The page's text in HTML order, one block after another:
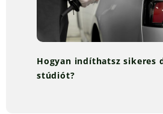
Hogyan indíthatsz sikeres
stúdiót?